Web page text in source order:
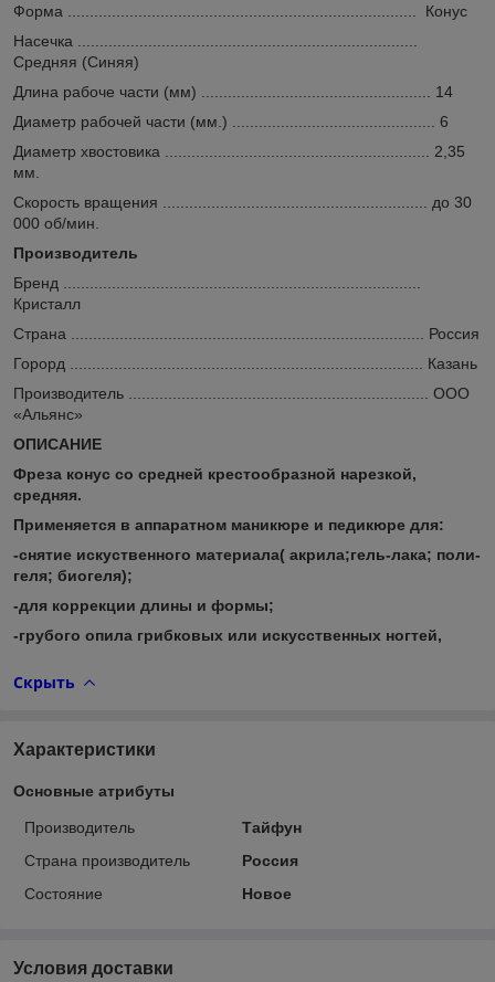
Форма ............................................................................... Конус
Насечка .............................................................................
Средняя (Синяя)
Длина рабоче части (мм) .................................................... 14
Диаметр рабочей части (мм.) .............................................. 6
Диаметр хвостовика ............................................................ 2,35
мм.
Скорость вращения ............................................................ до 30
000 об/мин.
Производитель
Бренд .................................................................................
Кристалл
Страна ................................................................................ Россия
Горорд ................................................................................ Казань
Производитель .................................................................... ООО
«Альянс»
ОПИСАНИЕ
Фреза конус со средней крестообразной нарезкой,
средняя.
Применяется в аппаратном маникюре и педикюре для:
-снятие искуственного материала( акрила;гель-лака; поли-
геля; биогеля);
-для коррекции длины и формы;
-грубого опила грибковых или искусственных ногтей,
Скрыть
Характеристики
Основные атрибуты
Производитель
Тайфун
Страна производитель
Россия
Состояние
Новое
Условия доставки